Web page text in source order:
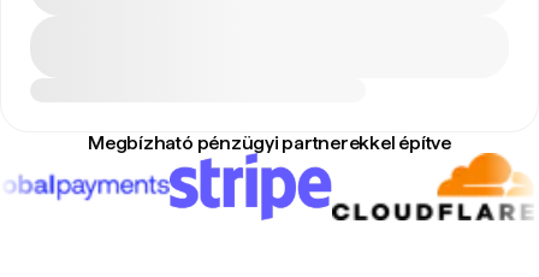
Megbízható pénzügyi partnerekkel építve